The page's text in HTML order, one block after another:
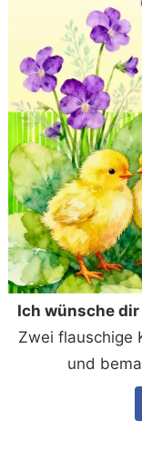
Ich wünsche
Zwei flauschige
und